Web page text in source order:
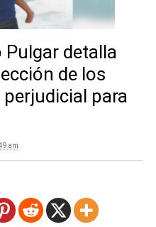
detalla
de los
para
am